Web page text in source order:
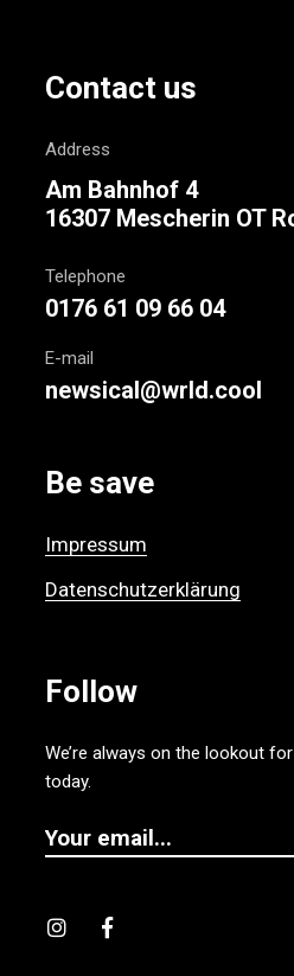
Contact us
Address
Am Bahnhof 4
16307 Mescherin OT
Telephone
0176 61 09 66 04
E-mail
newsical@wrld.cool
Be save
Impressum
Datenschutzerklärung
Follow
We’re always on the lookout
today.